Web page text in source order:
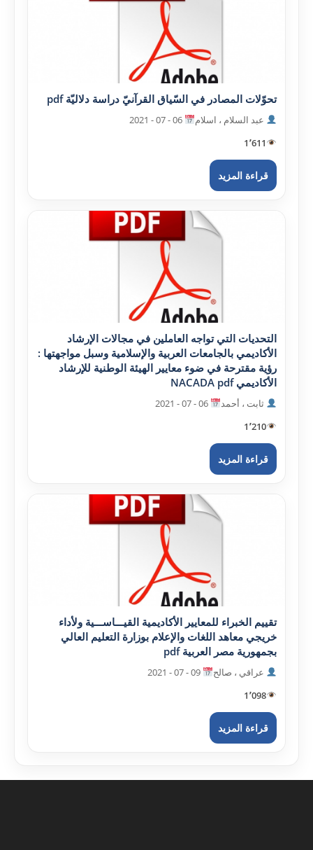
تحوّلات المصادر في السّياق القرآنيّ دراسة دلاليّة pdf
عبد السلام ، اسلام
1٬611
قراءة المزيد
التحديات التي تواجه العاملين في مجالات الإرشاد
الأکاديمي بالجامعات العربية والإسلامية وسبل مواجهتها :
رؤية مقترحة في ضوء معايير الهيئة الوطنية للإرشاد
الأکاديمي NACADA pdf
ثابت ، أحمد
1٬210
قراءة المزيد
تقييم الخبراء للمعايير الأکاديمية القيـــاســـية ولأداء
خريجي معاهد اللغات والإعلام بوزارة التعليم العالي
بجمهورية مصر العربية pdf
عراقي ، صالح
1٬098
قراءة المزيد